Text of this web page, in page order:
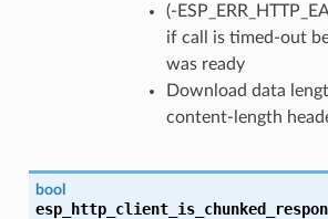
(-
if call is timed-out
was ready
Download data
content-length
bool